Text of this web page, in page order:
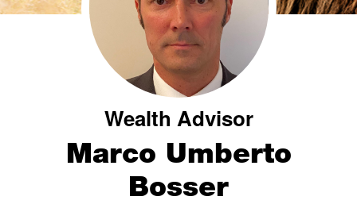
Wealth Advisor
Marco Umberto
Bosser